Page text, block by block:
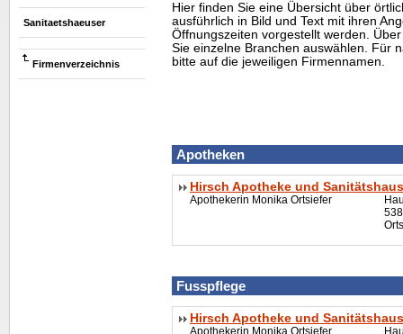
Sanitaetshaeuser
Firmenverzeichnis
Hier finden Sie eine Übersicht über
ausführlich in Bild und Text mit ihren
Öffnungszeiten vorgestellt werden.
Sie einzelne Branchen auswählen. Für
bitte auf die jeweiligen Firmennamen.
Apotheken
Hirsch Apotheke und Sanitätshaus
Apothekerin Monika Ortsiefer
Fusspflege
Hirsch Apotheke und Sanitätshaus
Apothekerin Monika Ortsiefer